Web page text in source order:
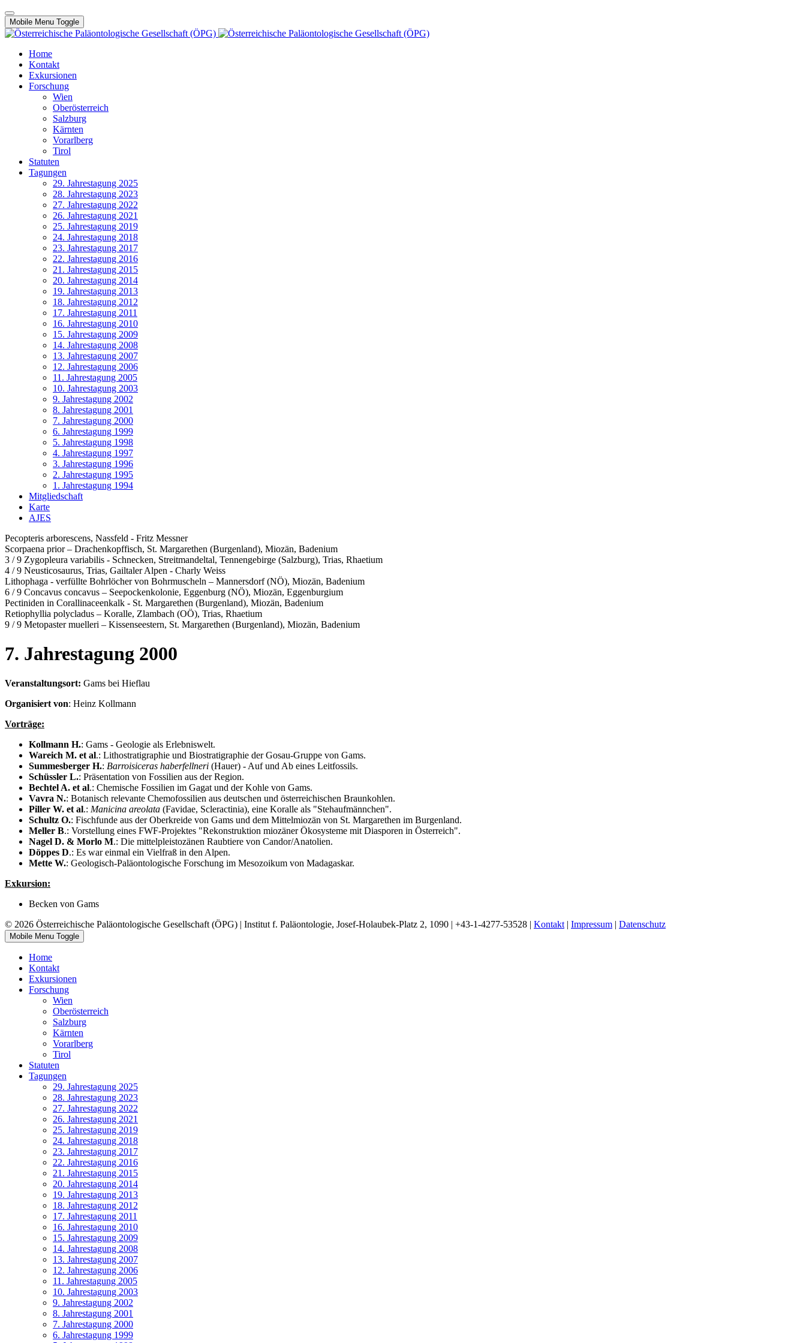
Mobile Menu Toggle
Home
Kontakt
Exkursionen
Forschung
Wien
Oberösterreich
Salzburg
Kärnten
Vorarlberg
Tirol
Statuten
Tagungen
29. Jahrestagung 2025
28. Jahrestagung 2023
27. Jahrestagung 2022
26. Jahrestagung 2021
25. Jahrestagung 2019
24. Jahrestagung 2018
23. Jahrestagung 2017
22. Jahrestagung 2016
21. Jahrestagung 2015
20. Jahrestagung 2014
19. Jahrestagung 2013
18. Jahrestagung 2012
17. Jahrestagung 2011
16. Jahrestagung 2010
15. Jahrestagung 2009
14. Jahrestagung 2008
13. Jahrestagung 2007
12. Jahrestagung 2006
11. Jahrestagung 2005
10. Jahrestagung 2003
9. Jahrestagung 2002
8. Jahrestagung 2001
7. Jahrestagung 2000
6. Jahrestagung 1999
5. Jahrestagung 1998
4. Jahrestagung 1997
3. Jahrestagung 1996
2. Jahrestagung 1995
1. Jahrestagung 1994
Mitgliedschaft
Karte
AJES
Pecopteris arborescens, Nassfeld - Fritz Messner
Scorpaena prior – Drachenkopffisch, St. Margarethen (Burgenland), Miozän, Badenium
3 / 9 Zygopleura variabilis - Schnecken, Streitmandeltal, Tennengebirge (Salzburg), Trias, Rhaetium
4 / 9 Neusticosaurus, Trias, Gailtaler Alpen - Charly Weiss
Lithophaga - verfüllte Bohrlöcher von Bohrmuscheln – Mannersdorf (NÖ), Miozän, Badenium
6 / 9 Concavus concavus – Seepockenkolonie, Eggenburg (NÖ), Miozän, Eggenburgium
Pectiniden in Corallinaceenkalk - St. Margarethen (Burgenland), Miozän, Badenium
Retiophyllia polycladus – Koralle, Zlambach (OÖ), Trias, Rhaetium
9 / 9 Metopaster muelleri – Kissenseestern, St. Margarethen (Burgenland), Miozän, Badenium
7. Jahrestagung 2000
Veranstaltungsort: Gams bei Hieflau
Organisiert von: Heinz Kollmann
Vorträge:
Kollmann H.: Gams - Geologie als Erlebniswelt.
Wareich M. et al.: Lithostratigraphie und Biostratigraphie der Gosau-Gruppe von Gams.
Summesberger H.: Barroisiceras haberfellneri (Hauer) - Auf und Ab eines Leitfossils.
Schüssler L.: Präsentation von Fossilien aus der Region.
Bechtel A. et al.: Chemische Fossilien im Gagat und der Kohle von Gams.
Vavra N.: Botanisch relevante Chemofossilien aus deutschen und österreichischen Braunkohlen.
Piller W. et al.: Manicina areolata (Favidae, Scleractinia), eine Koralle als "Stehaufmännchen".
Schultz O.: Fischfunde aus der Oberkreide von Gams und dem Mittelmiozän von St. Margarethen im Burgenland.
Meller B.: Vorstellung eines FWF-Projektes "Rekonstruktion miozäner Ökosysteme mit Diasporen in Österreich".
Nagel D. & Morlo M.: Die mittelpleistozänen Raubtiere von Candor/Anatolien.
Döppes D.: Es war einmal ein Vielfraß in den Alpen.
Mette W.: Geologisch-Paläontologische Forschung im Mesozoikum von Madagaskar.
Exkursion:
Becken von Gams
© 2026 Österreichische Paläontologische Gesellschaft (ÖPG) | Institut f. Paläontologie, Josef-Holaubek-Platz 2, 1090 | +43-1-4277-53528 | Kontakt | Impressum | Datenschutz
Mobile Menu Toggle
Home
Kontakt
Exkursionen
Forschung
Wien
Oberösterreich
Salzburg
Kärnten
Vorarlberg
Tirol
Statuten
Tagungen
29. Jahrestagung 2025
28. Jahrestagung 2023
27. Jahrestagung 2022
26. Jahrestagung 2021
25. Jahrestagung 2019
24. Jahrestagung 2018
23. Jahrestagung 2017
22. Jahrestagung 2016
21. Jahrestagung 2015
20. Jahrestagung 2014
19. Jahrestagung 2013
18. Jahrestagung 2012
17. Jahrestagung 2011
16. Jahrestagung 2010
15. Jahrestagung 2009
14. Jahrestagung 2008
13. Jahrestagung 2007
12. Jahrestagung 2006
11. Jahrestagung 2005
10. Jahrestagung 2003
9. Jahrestagung 2002
8. Jahrestagung 2001
7. Jahrestagung 2000
6. Jahrestagung 1999